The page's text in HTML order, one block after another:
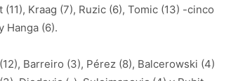
(11), Kraag (7), Ruzic (6), Tomic (13) -cinco
Hanga (6).
Barreiro (3), Pérez (8), Balcerowski (4)